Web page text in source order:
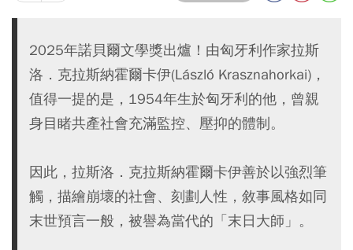
2025年諾貝爾文學獎出爐！由匈牙利作家拉斯
洛．克拉斯納霍爾卡伊(László Krasznahorkai)，
值得一提的是，1954年生於匈牙利的他，曾親
身目睹共產社會充滿監控、壓抑的體制。
因此，拉斯洛．克拉斯納霍爾卡伊善於以強烈筆
觸，描繪崩壞的社會、刻劃人性，敘事風格如同
末世預言一般，被譽為當代的「末日大師」。